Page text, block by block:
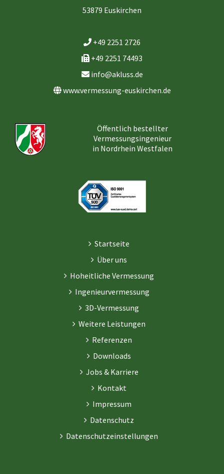
53879 Euskirchen
+49 2251 2726
+49 2251 74493
info@akluss.de
www.vermessung-euskirchen.de
Öffentlich bestellter
Vermessungsingenieur
in Nordrhein Westfalen
Startseite
Über uns
Hoheitliche Vermessung
Ingenieurvermessung
3D-Vermessung
Weitere Leistungen
Referenzen
Downloads
Jobs & Karriere
Kontakt
Impressum
Datenschutz
Datenschutzeinstellungen